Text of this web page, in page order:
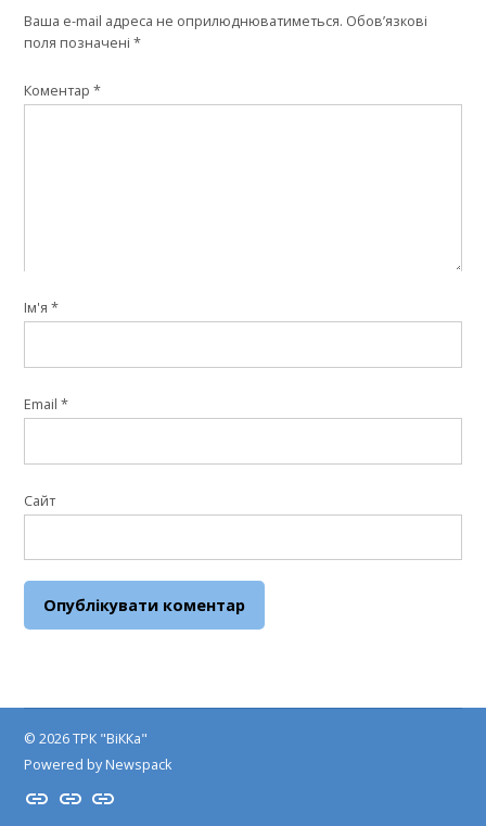
Ваша e-mail адреса не оприлюднюватиметься. Обов’язкові
поля позначені*
Коментар*
Ім'я*
Email*
Сайт
© 2026 ТРК "ВіККа"
Powered by Newspack
Insta
YouTube
FB